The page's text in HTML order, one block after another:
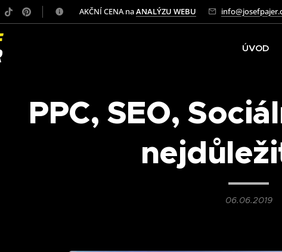
✅ AKČNÍ CENA naANALÝZU WEBU
ÚVOD
PPC, SEO,
06.06.2019